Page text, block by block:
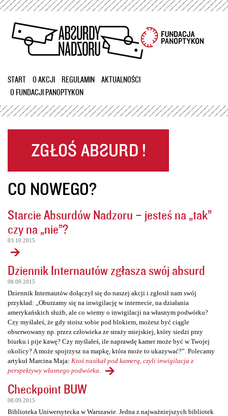
Przejdź
treści
START O AKCJI REGULAMIN
AKTUALNOŚCI
O FUNDACJI PANOPTYKON
CO NOWEGO?
Starcie Absurdów Nadzoru – jesteś na „tak”
czy na „nie”?
03.10.2015
Dziennik Internautów zgłasza swój absurd
08.09.2015
Dziennik Internautów dołączył się do naszej akcji i zgłosił nam swój
przykład: „Oburzamy się na inwigilację w internecie, na działania
amerykańskich służb, ale co wiemy o inwigilacji na własnym podwórku?
Czy myślałeś, że gdy stoisz sobie pod blokiem, możesz być ciągle
obserwowany np. przez człowieka ze straży miejskiej, który siedzi przy
biurku i pije kawę? Czy myślałeś, ile naprawdę kamer może być w Twojej
okolicy? A może spojrzysz na mapkę, która może to ukazywać?”. Polecamy
artykuł Marcina Maja: Ktoś nasikał pod kamerą, czyli inwigilacja z
perspektywy własnego podwórka
Checkpoint BUW
08.09.2015
Biblioteka Uniwersytecka w Warszawie. Jedna z najważniejszych bibliotek